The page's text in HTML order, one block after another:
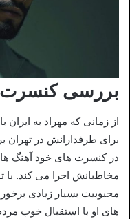
بررسی کنسرت
از زمانی که مهراد به
برای طرفدارانش در تهران
در کنسرت‌ های خود آهنگ‌
مخاطبانش اجرا می‌ کند. با
محبوبیت بسیار زیادی
های او با استقبال خوب